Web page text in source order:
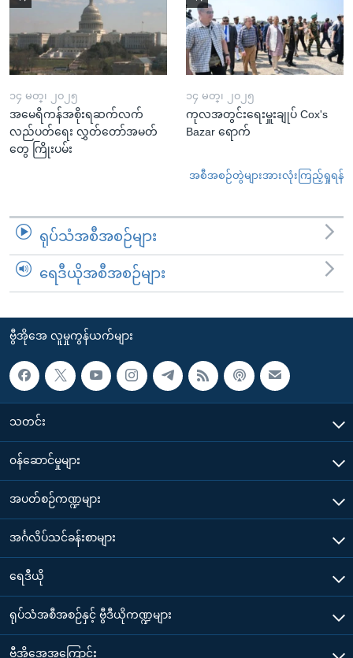
၁၄ မတ္၊ ၂၀၂၅
အမေရိကန်အစိုးရဆက်လက်
လည်ပတ်ရေး လွှတ်တော်အမတ်
တွေ ကြိုးပမ်း
၁၄ မတ္၊ ၂၀၂၅
ကုလအတွင်းရေးမှူးချုပ် Cox's
Bazar ရောက်
အစီအစဉ်တွဲများအားလုံးကြည့်ရှုရန်
ရုပ်သံအစီအစဉ်များ
ရေဒီယိုအစီအစဉ်များ
ဗွီအိုအေ လူမှုကွန်ယက်များ
သတင်း
၀န်ဆောင်မှုများ
အပတ်စဉ်ကဏ္ဍများ
အင်္ဂလိပ်သင်ခန်းစာများ
ရေဒီယို
ရုပ်သံအစီအစဉ်နှင့် ဗွီဒီယိုကဏ္ဍများ
ဗွီအိုအေအကြောင်း